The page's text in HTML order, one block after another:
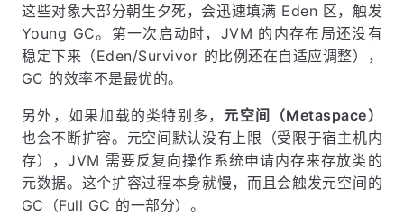
这些对象大部分朝生夕死，会迅速填满 Eden 区，触发
Young GC。第一次启动时，JVM 的内存布局还没有
稳定下来（Eden/Survivor 的比例还在自适应调整），
GC 的效率不是最优的。
另外，如果加载的类特别多， 元空间（Metaspace）
也会不断扩容。元空间默认没有上限（受限于宿主机内
存），JVM 需要反复向操作系统申请内存来存放类的
元数据。这个扩容过程本身就慢，而且会触发元空间的
GC（Full GC 的一部分）。